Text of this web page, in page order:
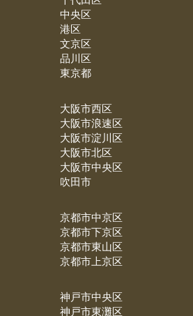
中央区
港区
文京区
品川区
東京都
大阪市西区
大阪市浪速区
大阪市淀川区
大阪市北区
大阪市中央区
吹田市
京都市中京区
京都市下京区
京都市東山区
京都市上京区
神戸市中央区
神戸市東灘区